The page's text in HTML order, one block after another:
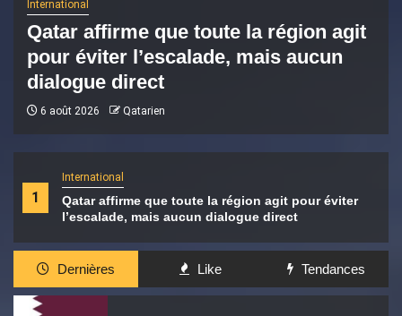
1
International
Qatar affirme que toute la région agit pour éviter
l’escalade, mais aucun dialogue direct
International
Qatar affirme que toute la région agit
pour éviter l’escalade, mais aucun
dialogue direct
6 août 2026 Qatarien
Dernières Like Tendances